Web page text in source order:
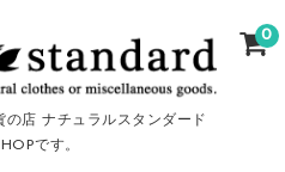
の店 ナチュラルスタンダード
です。
0